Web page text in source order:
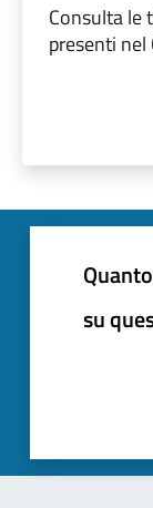
Consulta le
presenti nel
su